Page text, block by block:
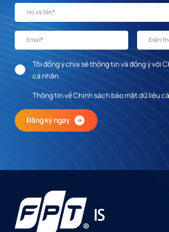
Họ và tên*
Email* Điện
Tôi đồng ý chia sẻ thông tin và đồng ý với
cá nhân
Thông tin về Chính sách bảo mật dữ liệu
Đăng ký ngay